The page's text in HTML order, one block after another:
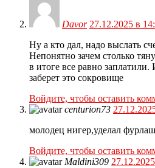
Davor 27.12.2025 в
Ну а кто дал, надо выслать
Непонятно зачем столько
в итоге все равно заплатили.
заберет это сокровище
Войдите, чтобы оставить
centurion73
молодец нигер,уделал
Войдите, чтобы оставить
Maldini309